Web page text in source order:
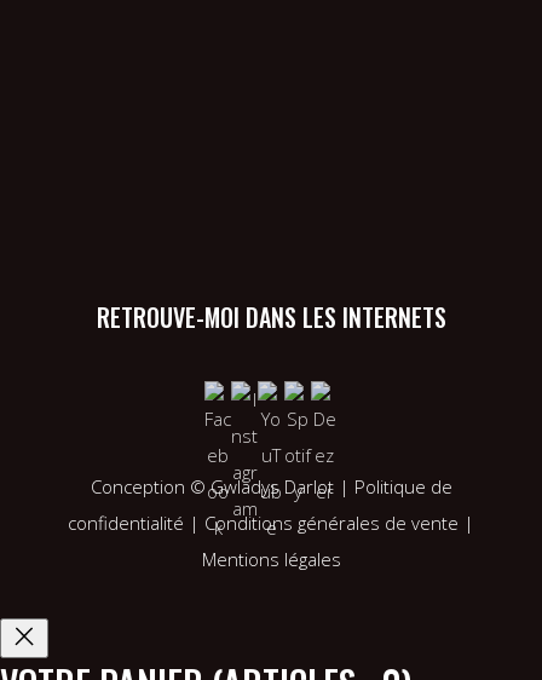
RETROUVE-MOI DANS LES INTERNETS
Conception ©Gwladys Darlot| Politique de
confidentialité | Conditions générales de vente |
Mentions légales